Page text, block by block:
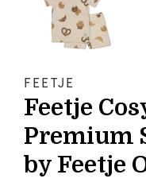
FEETJE
Feetje
Premium
by Feetje